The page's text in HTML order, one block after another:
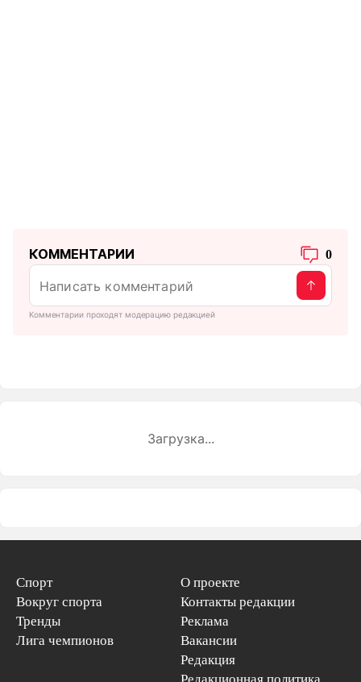
КОММЕНТАРИИ 0
Комментарии проходят модерацию редакцией
Загрузка...
Спорт
Вокруг спорта
Тренды
Лига чемпионов
О проекте
Контакты редакции
Реклама
Вакансии
Редакция
Редакционная политика